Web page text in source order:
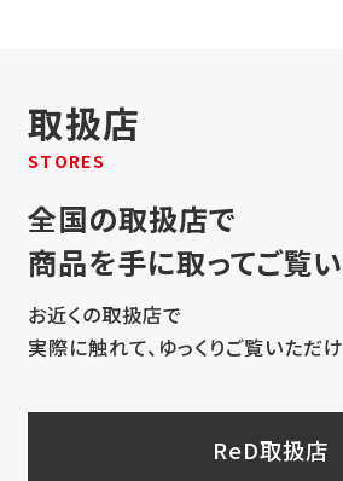
取扱店
STORES
全国の取扱店で
商品を手に取ってご覧
お近くの取扱店で
実際に触れて、ゆっくりご覧いただけ
ReD取扱店